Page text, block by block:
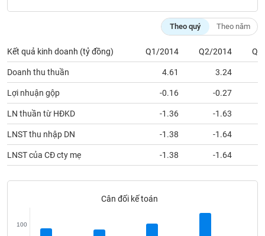
Theo quý Theo năm
Kết quả kinh doanh (tỷ đồng) Q1/2014 Q2/2014
Doanh thu thuần 4.61 3.24
Lợi nhuận gộp -0.16 -0.27
LN thuần từ HĐKD -1.36 -1.63
LNST thu nhập DN -1.38 -1.64
LNST của CĐ cty mẹ -1.38 -1.64
Cân đối kế toán
100
SẢN
chứng
khoán
(-)
Tất cả Chứng chỉ quỹ Chứng
Lãnh
đạo
(-)
(-)